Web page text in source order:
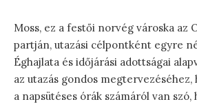
Moss, ez a festői norvég városka az
partján, utazási célpontként egyre
Éghajlata és időjárási adottságai
az utazás gondos
a napsütéses órák számáról van